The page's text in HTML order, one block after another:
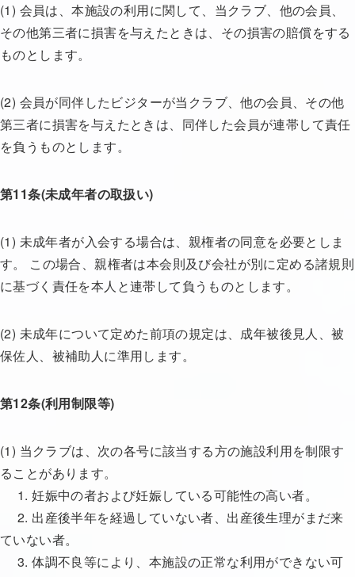
(1) 会員は、本施設の利用に関して、当クラブ、他の会員、
その他第三者に損害を与えたときは、その損害の賠償をする
ものとします。
(2) 会員が同伴したビジターが当クラブ、他の会員、その他
第三者に損害を与えたときは、同伴した会員が連帯して責任
を負うものとします。
第11条(未成年者の取扱い)
(1) 未成年者が入会する場合は、親権者の同意を必要としま
す。 この場合、親権者は本会則及び会社が別に定める諸規則
に基づく責任を本人と連帯して負うものとします。
(2) 未成年について定めた前項の規定は、成年被後見人、被
保佐人、被補助人に準用します。
第12条(利用制限等)
(1) 当クラブは、次の各号に該当する方の施設利用を制限す
ることがあります。
1. 妊娠中の者および妊娠している可能性の高い者。
2. 出産後半年を経過していない者、出産後生理がまだ来
ていない者。
3. 体調不良等により、本施設の正常な利用ができない可